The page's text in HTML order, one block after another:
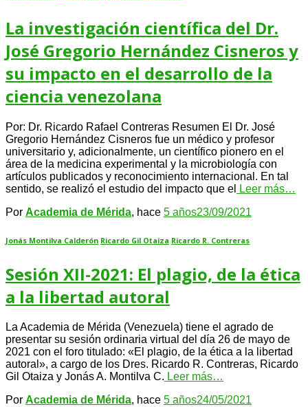
La investigación científica del Dr.
José Gregorio Hernández Cisneros y
su impacto en el desarrollo de la
ciencia venezolana
Por: Dr. Ricardo Rafael Contreras Resumen El Dr. José
Gregorio Hernández Cisneros fue un médico y profesor
universitario y, adicionalmente, un científico pionero en el
área de la medicina experimental y la microbiología con
artículos publicados y reconocimiento internacional. En tal
sentido, se realizó el estudio del impacto que el
Leer más…
Por Academia de Mérida, hace 5 años23/09/2021
Jonás Montilva Calderón Ricardo Gil Otaiza Ricardo R. Contreras
Sesión XII-2021: El plagio, de la ética
a la libertad autoral
La Academia de Mérida (Venezuela) tiene el agrado de
presentar su sesión ordinaria virtual del día 26 de mayo de
2021 con el foro titulado: «El plagio, de la ética a la libertad
autoral», a cargo de los Dres. Ricardo R. Contreras, Ricardo
Gil Otaiza y Jonás A. Montilva C. Leer más…
Por Academia de Mérida, hace 5 años24/05/2021